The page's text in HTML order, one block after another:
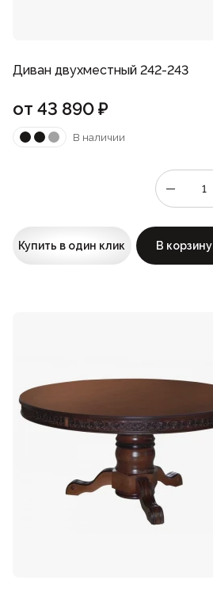
Диван двухместный 242-243
от 43 890₽
В наличии
Купить в один клик В корзину